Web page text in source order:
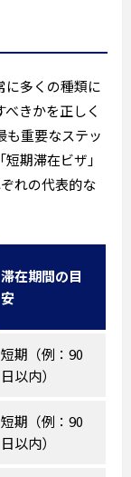
に多くの種類に
きかを正しく
も重要なステッ
期滞在ビザ」
れの代表的な
滞在期間の目
安
短期（例：90
日以内）
短期（例：90
日以内）